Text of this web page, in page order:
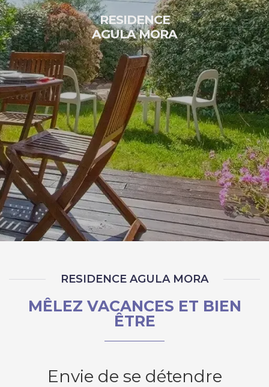
RESIDENCE
AGULA MORA
RESIDENCE AGULA MORA
MÊLEZ VACANCES ET BIEN
ÊTRE
Envie de se détendre